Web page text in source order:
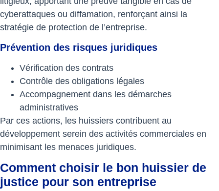
cyberattaques ou diffamation, renforçant ainsi la
stratégie de protection de l’entreprise.
Prévention des risques juridiques
Vérification des contrats
Contrôle des obligations légales
Accompagnement dans les démarches
administratives
Par ces actions, les huissiers contribuent au
développement serein des activités commerciales en
minimisant les menaces juridiques.
Comment choisir le bon huissier de
justice pour son entreprise